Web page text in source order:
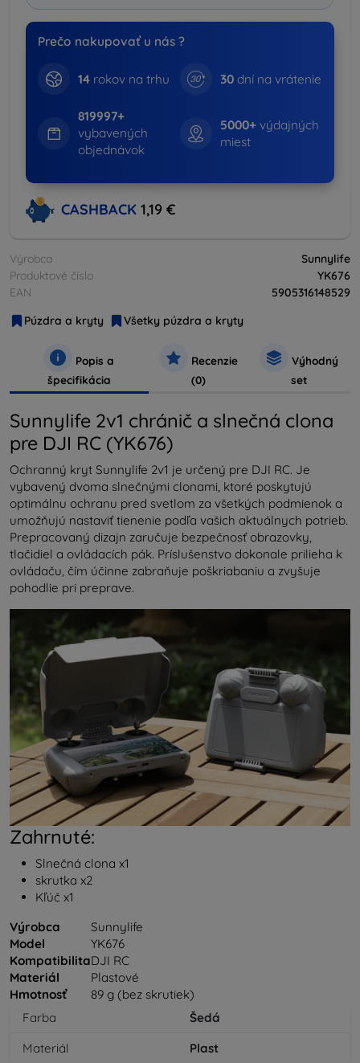
Prečo nakupovať u nás ?
14rokov na trhu 30 dní na vrátenie
819997+
vybavených
objednávok
5000+ výdajných
miest
CASHBACK 1,19 €
Výrobca
Sunnylife
Produktové číslo
YK676
EAN
5905316148529
Púzdra a kryty
Všetky púzdra a kryty
Popis a
špecifikácia
Recenzie
(0)
Výhodný
set
Sunnylife 2v1 chránič a slnečná clona
pre DJI RC (YK676)
Ochranný kryt Sunnylife 2v1 je určený pre DJI RC. Je
vybavený dvoma slnečnými clonami, ktoré poskytujú
optimálnu ochranu pred svetlom za všetkých podmienok a
umožňujú nastaviť tienenie podľa vašich aktuálnych potrieb.
Prepracovaný dizajn zaručuje bezpečnosť obrazovky,
tlačidiel a ovládacích pák. Príslušenstvo dokonale prilieha k
ovládaču, čím účinne zabraňuje poškriabaniu a zvyšuje
pohodlie pri preprave.
Zahrnuté:
Slnečná clona x1
skrutka x2
Kľúč x1
Výrobca
Sunnylife
Model
YK676
KompatibilitaDJI RC
Materiál
Plastové
Hmotnosť
89 g (bez skrutiek)
Farba
Šedá
Materiál
Plast